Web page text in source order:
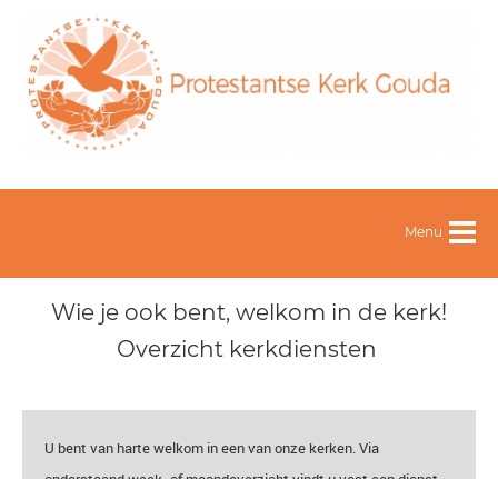
Menu
Wie je ook bent, welkom in de kerk!
Overzicht kerkdiensten
U bent van harte welkom in een van onze kerken. Via